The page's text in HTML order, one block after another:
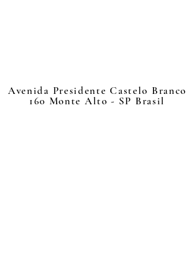
Avenida Presidente Castelo Branco
160 Monte Alto - SP Brasil